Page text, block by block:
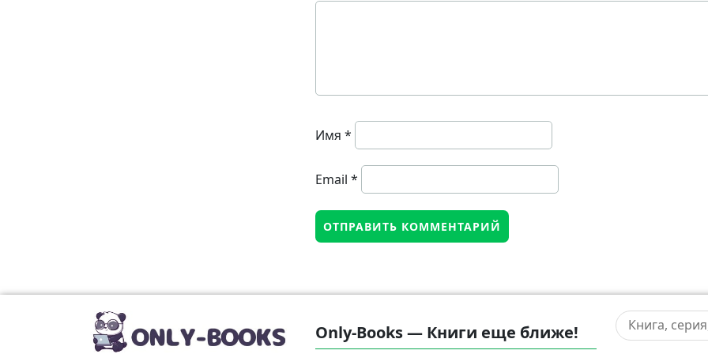
Имя *
Email *
Only-Books — Книги еще ближе!